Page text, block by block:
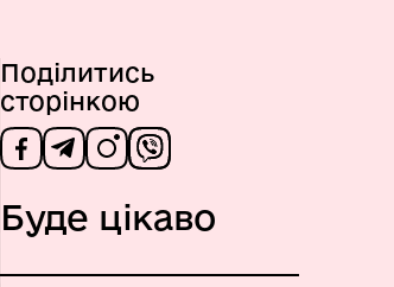
Поділитись
сторінкою
Буде цікаво